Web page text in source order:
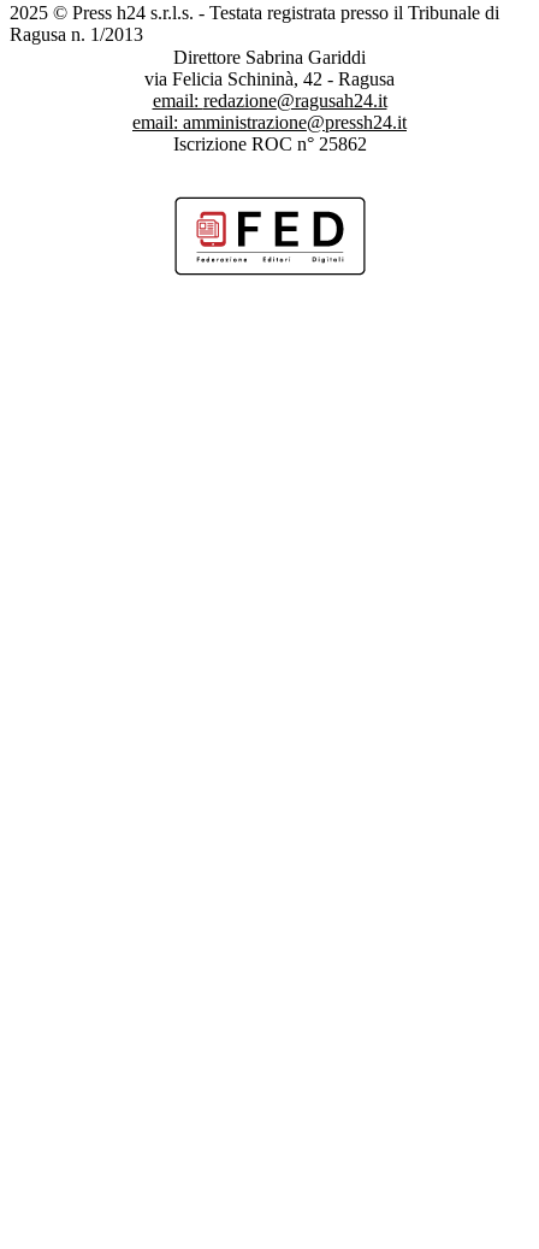
2025 © Press h24 s.r.l.s. - Testata registrata presso il Tribunale di
Ragusa n. 1/2013
Direttore Sabrina Gariddi
via Felicia Schininà, 42 - Ragusa
email: redazione@ragusah24.it
email: amministrazione@pressh24.it
Iscrizione ROC n° 25862